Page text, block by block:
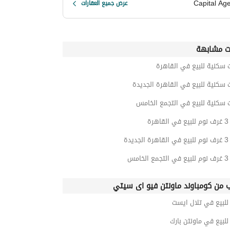
Capital عرض جميع العقارات
مشابهة
سكنية للبيع في القاهرة
سكنية للبيع في القاهرة الجديدة
سكنية للبيع في التجمع الخامس
من كومباوند ماونتن فيو اى سيتي
في تلال ايست
في ماونتن بارك